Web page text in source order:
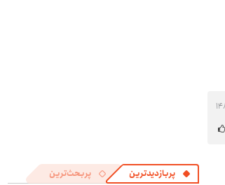
پربازدیدترین پربحث‌ترین